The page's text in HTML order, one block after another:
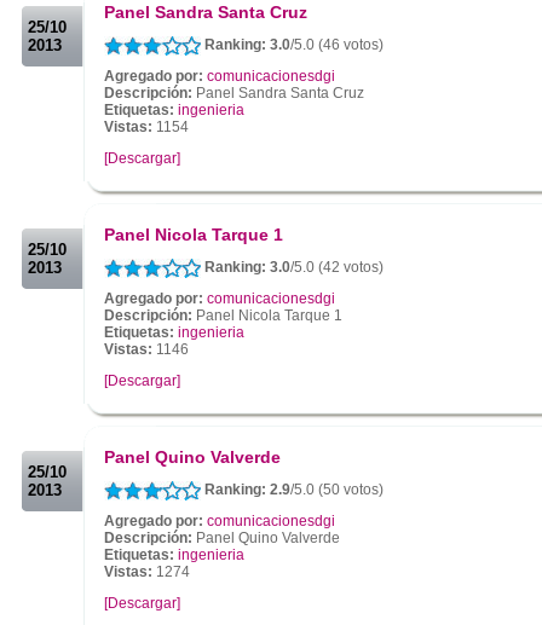
25/10
2013
Panel Sandra Santa Cruz
Ranking: 3.0/5.0 (46 votos)
Agregado por: comunicacionesdgi
Descripción: Panel Sandra Santa Cruz
Etiquetas: ingenieria
Vistas: 1154
[Descargar]
25/10
2013
Panel Nicola Tarque 1
Ranking: 3.0/5.0 (42 votos)
Agregado por: comunicacionesdgi
Descripción: Panel Nicola Tarque 1
Etiquetas: ingenieria
Vistas: 1146
[Descargar]
25/10
2013
Panel Quino Valverde
Ranking: 2.9/5.0 (50 votos)
Agregado por: comunicacionesdgi
Descripción: Panel Quino Valverde
Etiquetas: ingenieria
Vistas: 1274
[Descargar]